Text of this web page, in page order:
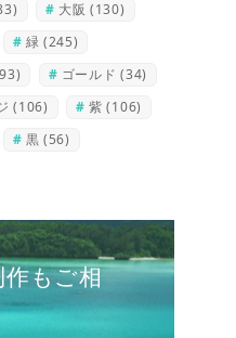
大阪 (130)
緑 (245)
ゴールド (34)
(106) 紫 (106)
黒 (56)
もご相